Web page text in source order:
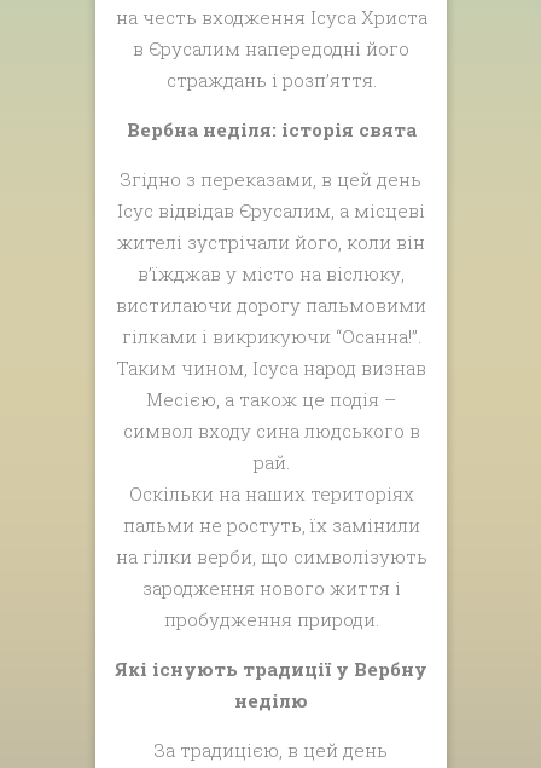
на честь входження Ісуса Христа
в Єрусалим напередодні його
страждань і розп’яття.
Вербна неділя: історія свята
Згідно з переказами, в цей день
Ісус відвідав Єрусалим, а місцеві
жителі зустрічали його, коли він
в’їжджав у місто на віслюку,
вистилаючи дорогу пальмовими
гілками і викрикуючи “Осанна!”.
Таким чином, Ісуса народ визнав
Месією, а також це подія –
символ входу сина людського в
рай.
Оскільки на наших територіях
пальми не ростуть, їх замінили
на гілки верби, що символізують
зародження нового життя і
пробудження природи.
Які існують традиції у Вербну
неділю
За традицією, в цей день